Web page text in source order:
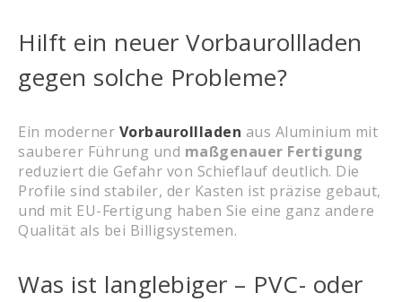
Hilft ein neuer Vorbaurollladen
gegen solche Probleme?
Ein moderner Vorbaurollladen aus Aluminium mit
sauberer Führung und maßgenauer Fertigung
reduziert die Gefahr von Schieflauf deutlich. Die
Profile sind stabiler, der Kasten ist präzise gebaut,
und mit EU-Fertigung haben Sie eine ganz andere
Qualität als bei Billigsystemen.
Was ist langlebiger – PVC- oder